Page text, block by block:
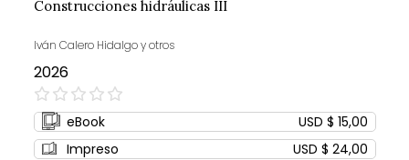
Construcciones hidráulicas III
Iván Calero Hidalgo y otros
2026
0%
eBook
USD $ 15,00
Impreso
USD $ 24,00